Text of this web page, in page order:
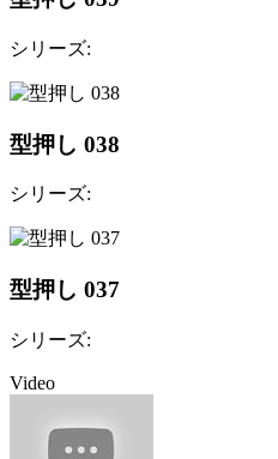
シリーズ:
型押し 038
シリーズ:
型押し 037
シリーズ:
Video